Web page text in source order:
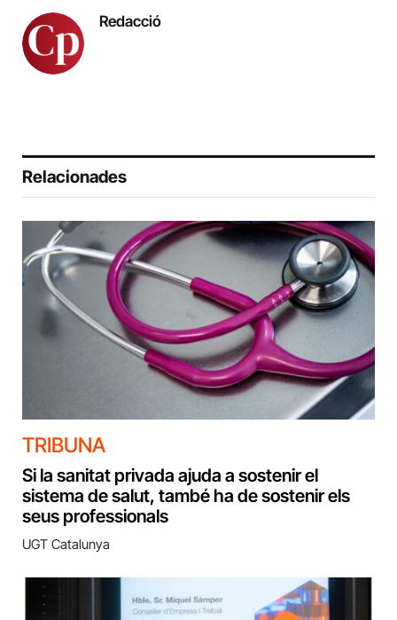
Redacció
Relacionades
TRIBUNA
Si la sanitat privada ajuda a sostenir el
sistema de salut, també ha de sostenir els
seus professionals
UGT Catalunya